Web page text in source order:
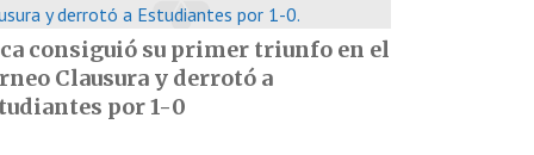
consiguió su primer triunfo en el
Clausura y derrotó a
por 1-0